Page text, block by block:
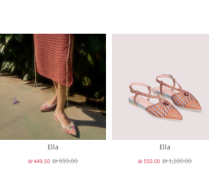
Ella
₪ 449.50 ₪ 899.00
Ella
₪ 550.00 ₪ 1,100.00